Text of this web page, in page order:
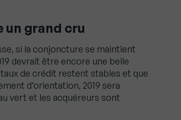
un grand cru
si la conjoncture se maintient
devrait être encore une belle
de crédit restent stables et que
d’orientation, 2019 sera
vert et les acquéreurs sont